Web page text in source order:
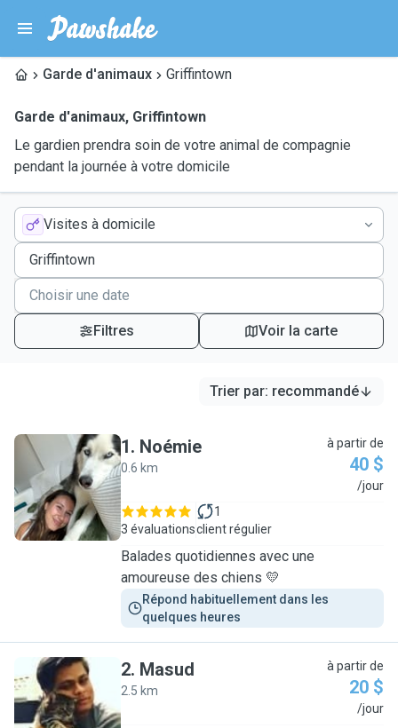
Garde d'animaux Griffintown
Garde d'animaux, Griffintown
Le gardien prendra soin de votre animal de compagnie
pendant la journée à votre domicile
Visites à domicile
Filtres Voir la carte
Trier par: recommandé
N
1. Noémie
0.6 km
à partir de
40 $
/jour
3 évaluations
1
client régulier
Balades quotidiennes avec une
amoureuse des chiens 💛
Répond habituellement dans les
quelques heures
M
2. Masud
2.5 km
à partir de
20 $
/jour